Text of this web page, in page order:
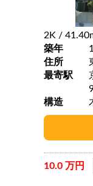
2K /
築年
住所
最寄駅
構造
10.0 万円